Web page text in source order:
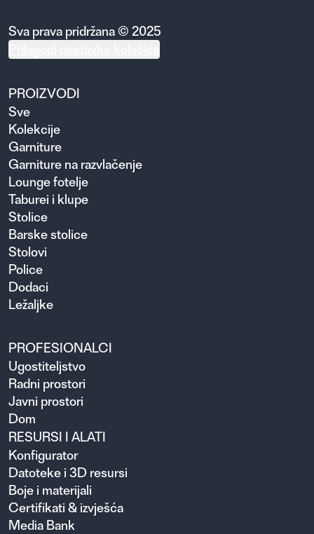
Sva prava pridržana © 2025
PROIZVODI
Sve
Kolekcije
Garniture
Garniture na razvlačenje
Lounge fotelje
Taburei i klupe
Stolice
Barske stolice
Stolovi
Police
Dodaci
Ležaljke
PROFESIONALCI
Ugosti­teljstvo
Radni prostori
Javni prostori
Dom
RESURSI I ALATI
Konfigurator
Datoteke i 3D resursi
Boje i materijali
Certifikati & izvješća
Media Bank